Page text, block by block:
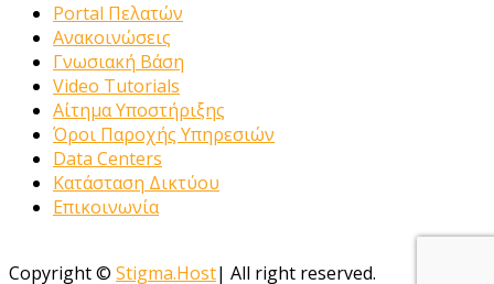
Portal Πελατών
Ανακοινώσεις
Γνωσιακή Βάση
Video Tutorials
Αίτημα Υποστήριξης
Όροι Παροχής Υπηρεσιών
Data Centers
Κατάσταση Δικτύου
Επικοινωνία
Copyright © Stigma.Host| All right reserved.